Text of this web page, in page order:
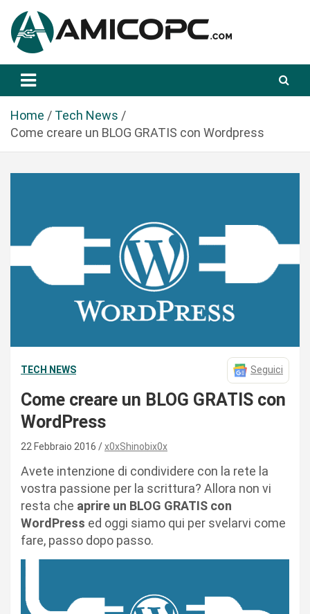
a
Amicopc.com
Home
Tech News
Come creare un BLOG GRATIS con Wordpress
TECH NEWS Seguici
Come creare un BLOG GRATIS con
WordPress
22 Febbraio 2016 x0xShinobix0x
Avete intenzione di condividere con la rete la
vostra passione per la scrittura? Allora non vi
resta che aprire un BLOG GRATIS con
WordPress ed oggi siamo qui per svelarvi come
fare, passo dopo passo.